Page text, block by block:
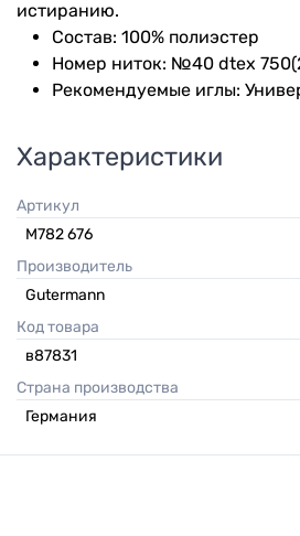
истиранию.
Состав: 100% полиэстер
Номер ниток: №40 dtex
Рекомендуемые иглы:
Характеристики
Артикул
M782 676
Производитель
Gutermann
Код товара
в87831
Страна производства
Германия